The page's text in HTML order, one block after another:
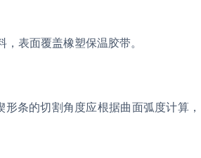
表面覆盖橡塑保温胶带。
条的切割角度应根据曲面弧度计算，